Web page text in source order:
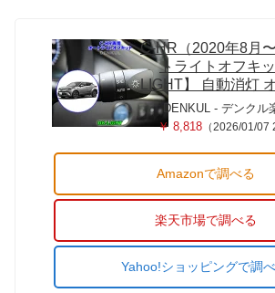
C-HR（2020年8月
トライトオフキ
LIGHT】 自動消灯
DENKUL - デンクル
￥ 8,818（2026/01/07
Amazonで調べる
楽天市場で調べる
Yahoo!ショッピングで調